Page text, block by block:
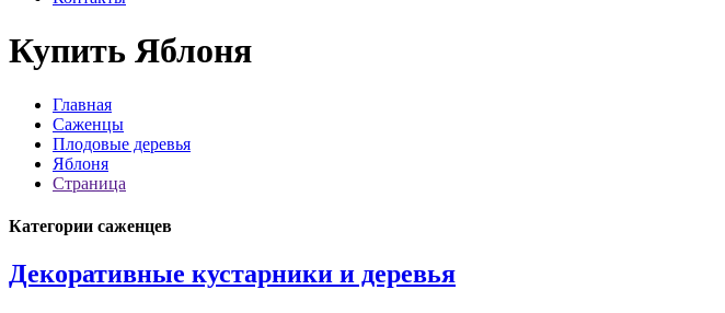
Купить Яблоня
Главная
Саженцы
Плодовые деревья
Яблоня
Страница
Категории саженцев
Декоративные кустарники и деревья